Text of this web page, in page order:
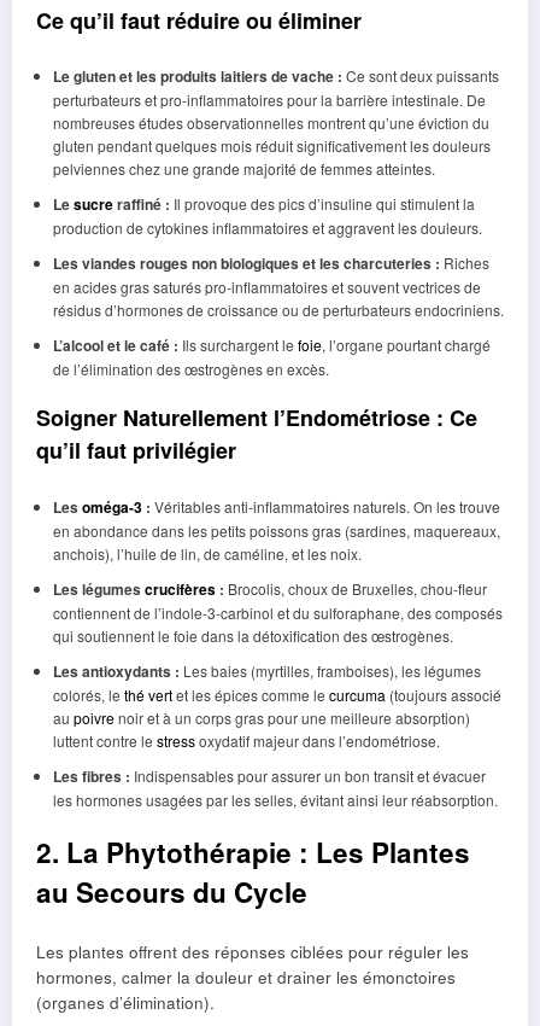
Ce qu’il faut réduire ou éliminer
Le gluten et les produits laitiers de vache : Ce sont deux puissants
perturbateurs et pro-inflammatoires pour la barrière intestinale. De
nombreuses études observationnelles montrent qu’une éviction du
gluten pendant quelques mois réduit significativement les douleurs
pelviennes chez une grande majorité de femmes atteintes.
Lesucreraffiné : Il provoque des pics d’insuline qui stimulent la
production de cytokines inflammatoires et aggravent les douleurs.
Les viandes rouges non biologiques et les charcuteries : Riches
en acides gras saturés pro-inflammatoires et souvent vectrices de
résidus d’hormones de croissance ou de perturbateurs endocriniens.
L’alcool et le café : Ils surchargent le foie, l’organe pourtant chargé
de l’élimination des œstrogènes en excès.
Soigner Naturellement l’Endométriose : Ce
qu’il faut privilégier
Les oméga-3: Véritables anti-inflammatoires naturels. On les trouve
en abondance dans les petits poissons gras (sardines, maquereaux,
anchois), l’huile de lin, de caméline, et les noix.
Les légumes crucifères: Brocolis, choux de Bruxelles, chou-fleur
contiennent de l’indole-3-carbinol et du sulforaphane, des composés
qui soutiennent le foie dans la détoxification des œstrogènes.
Les antioxydants : Les baies (myrtilles, framboises), les légumes
colorés, le thé vertet les épices comme le curcuma (toujours associé
au poivrenoir et à un corps gras pour une meilleure absorption)
luttent contre le stressoxydatif majeur dans l’endométriose.
Les fibres : Indispensables pour assurer un bon transit et évacuer
les hormones usagées par les selles, évitant ainsi leur réabsorption.
2. La Phytothérapie : Les Plantes
au Secours du Cycle
Les plantes offrent des réponses ciblées pour réguler les
hormones, calmer la douleur et drainer les émonctoires
(organes d’élimination).